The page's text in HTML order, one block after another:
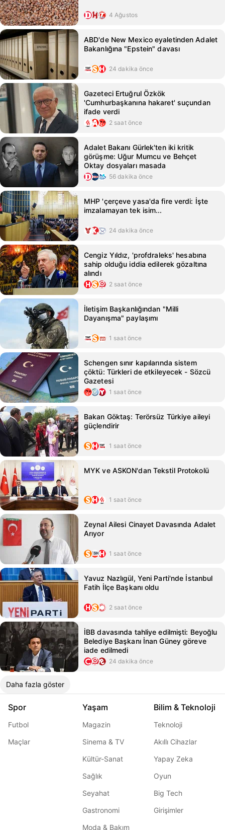
4 Ağustos
ABD'de New Mexico eyaletinden Adalet
Bakanlığına "Epstein" davası
24 dakika önce
Gazeteci Ertuğrul Özkök
'Cumhurbaşkanına hakaret' suçundan
ifade verdi
2 saat önce
Adalet Bakanı Gürlek'ten iki kritik
görüşme: Uğur Mumcu ve Behçet
Oktay dosyaları masada
56 dakika önce
MHP 'çerçeve yasa'da fire verdi: İşte
imzalamayan tek isim...
24 dakika önce
Cengiz Yıldız, 'profdraleks' hesabına
sahip olduğu iddia edilerek gözaltına
alındı
2 saat önce
İletişim Başkanlığından "Milli
Dayanışma" paylaşımı
1 saat önce
Schengen sınır kapılarında sistem
çöktü: Türkleri de etkileyecek - Sözcü
Gazetesi
1 saat önce
Bakan Göktaş: Terörsüz Türkiye aileyi
güçlendirir
1 saat önce
MYK ve ASKON'dan Tekstil Protokolü
1 saat önce
Zeynal Ailesi Cinayet Davasında Adalet
Arıyor
1 saat önce
Yavuz Nazlıgül, Yeni Parti'nde İstanbul
Fatih İlçe Başkanı oldu
2 saat önce
İBB davasında tahliye edilmişti: Beyoğlu
Belediye Başkanı İnan Güney göreve
iade edilmedi
24 dakika önce
Daha fazla göster
Spor
Futbol
Maçlar
Yaşam
Magazin
Sinema & TV
Kültür-Sanat
Sağlık
Seyahat
Gastronomi
Moda & Bakım
Bilim & Teknoloji
Teknoloji
Akıllı Cihazlar
Yapay Zeka
Oyun
Big Tech
Girişimler